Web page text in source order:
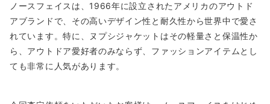
ノースフェイスは、1966年に設立されたアメリカのアウトド
アブランドで、その高いデザイン性と耐久性から世界中で愛さ
れています。特に、ヌプシジャケットはその軽量さと保温性か
ら、アウトドア愛好者のみならず、ファッションアイテムとし
ても非常に人気があります。